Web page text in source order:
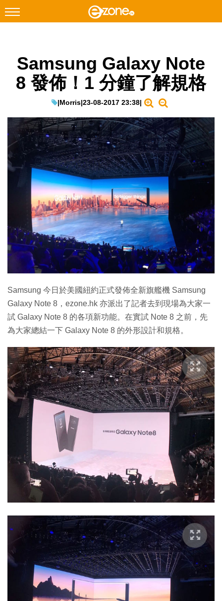
Facebook Instagram
科技焦點
遊戲動漫
教學評測
EduTech
IT Times
生成式AI與雲端應用
Enterprise Digital Transformation
特集
Samsung Galaxy Note
8 發佈！1 分鐘了解規格
|Morris|23-08-2017 23:38|
Samsung 今日於美國紐約正式發佈全新旗艦機 Samsung
Galaxy Note 8，ezone.hk 亦派出了記者去到現場為大家一
試 Galaxy Note 8 的各項新功能。在實試 Note 8 之前，先
為大家總結一下 Galaxy Note 8 的外形設計和規格。